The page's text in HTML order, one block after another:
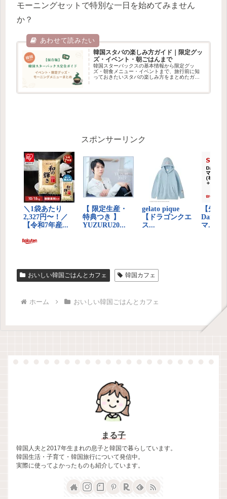
モーニングセットで特別な一日を始めてみません
か？
韓国スタバの楽しみ方ガイド｜限定グッ
ズ・イベント・朝ごはんまで
韓国スターバックスの基本情報から限定グッ
ズ・朝食メニュー・イベントまで、旅行前に知
っておきたいスタバの楽しみ方をまとめたガイ
スポンサーリンク
おいしい韓国ごはんとカフェ 韓国カフェ
ホーム おいしい韓国ごはんとカフェ
まる子
韓国人夫と2017年生まれの息子と韓国で暮らしています。
韓国生活・子育て・韓国旅行について発信中。
実際に使ってよかったものも紹介しています。